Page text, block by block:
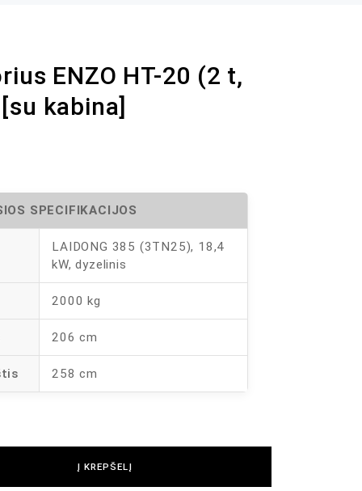
ENZO HT-20 (2 t,
kabina]
SPECIFIKACIJOS
LAIDONG 385 (3TN25), 18,4
kW, dyzelinis
2000 kg
206 cm
258 cm
Į KREPŠELĮ